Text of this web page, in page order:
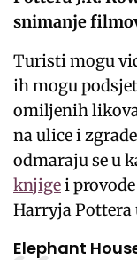
snimanje
Turisti mogu
ih mogu
omiljenih
na ulice i
odmaraju se u
knjigei
Harryja
Elephant